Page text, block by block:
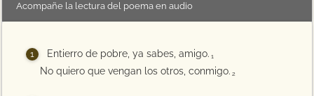
Acompañe la lectura del poema en audio
Entierro de pobre, ya sabes, amigo. 1
No quiero que vengan los otros, conmigo. 2